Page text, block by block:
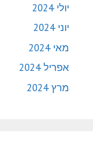
יולי 2024
יוני 2024
מאי 2024
אפריל 2024
מרץ 2024